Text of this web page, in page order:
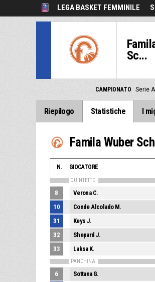
LEGA BASKET FEMMINILE
Sc...
CAMPIONATO Serie
Riepilogo Statistiche I
Famila Wuber
N. GIOCATORE
QUINTETTO
8 Verona C.
10 Conde Alcolado M.
31 Keys J.
32 Shepard J.
33 Laksa K.
PANCHINA
6 Sottana G.